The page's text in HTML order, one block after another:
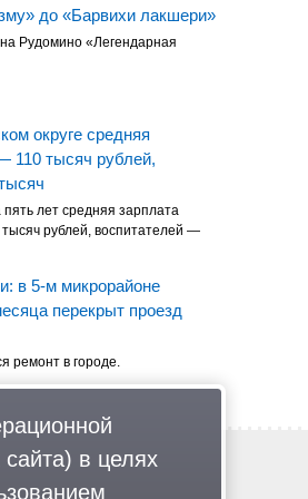
до «Барвихи лакшери»
Рудомино «Легендарная
округе средняя
110 тысяч рублей,
лет средняя зарплата
рублей, воспитателей —
в 5-м микрорайоне
перекрыт проезд
ремонт в городе.
связь
обработки персональных данных
в целях